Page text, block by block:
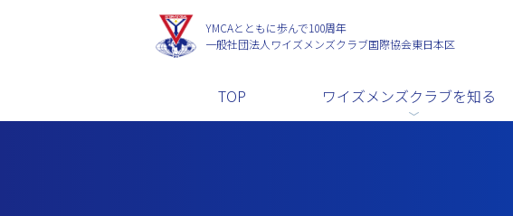
YMCAとともに歩んで100周年
一般社団法人 ワイズメンズクラブ国際協会東日本区
TOP ワイズメンズクラブを知る